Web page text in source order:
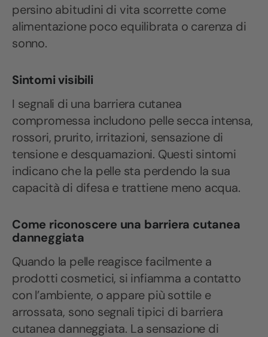
persino abitudini di vita scorrette come
alimentazione poco equilibrata o carenza di
sonno.
Sintomi visibili
I segnali di una barriera cutanea
compromessa includono pelle secca intensa,
rossori, prurito, irritazioni, sensazione di
tensione e desquamazioni. Questi sintomi
indicano che la pelle sta perdendo la sua
capacità di difesa e trattiene meno acqua.
Come riconoscere una barriera cutanea
danneggiata
Quando la pelle reagisce facilmente a
prodotti cosmetici, si infiamma a contatto
con l’ambiente, o appare più sottile e
arrossata, sono segnali tipici di barriera
cutanea danneggiata. La sensazione di